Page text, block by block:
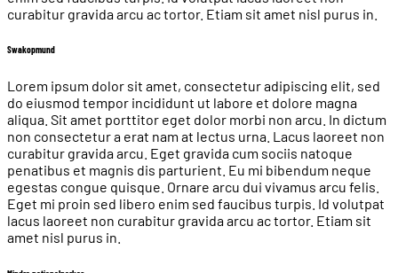
curabitur gravida arcu ac tortor. Etiam sit amet nisl purus in.
Swakopmund
Lorem ipsum dolor sit amet, consectetur adipiscing elit, sed
do eiusmod tempor incididunt ut labore et dolore magna
aliqua. Sit amet porttitor eget dolor morbi non arcu. In dictum
non consectetur a erat nam at lectus urna. Lacus laoreet non
curabitur gravida arcu. Eget gravida cum sociis natoque
penatibus et magnis dis parturient. Eu mi bibendum neque
egestas congue quisque. Ornare arcu dui vivamus arcu felis.
Eget mi proin sed libero enim sed faucibus turpis. Id volutpat
lacus laoreet non curabitur gravida arcu ac tortor. Etiam sit
amet nisl purus in.